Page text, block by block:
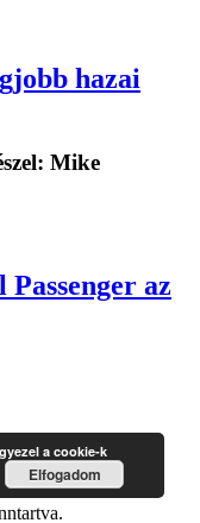
hazai
Mike
az
a cookie-k
Elfogadom